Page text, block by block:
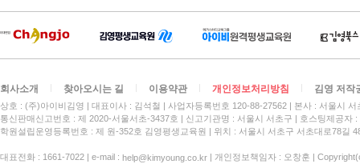
회사소개 찾아오시는 길 이용약관 개인정보처리방침 김영 저작
상호 : (주)아이비김영 대표이사 : 김석철 사업자등록번호 120-88-27562
본사 : 서울시
통신판매신고번호 : 제 2020-서울서초-3437호
신고기관명 : 서울시 서초구
호스팅제공자
학원설립운영등록번호 : 제 원-352호 김영평생교육원 | 위치 : 서울시 서초구 서초대로78길
대표전화 : 1661-7022 | e-mail : help@kimyoung.co.kr | 개인정보책임자 : 오창훈 |